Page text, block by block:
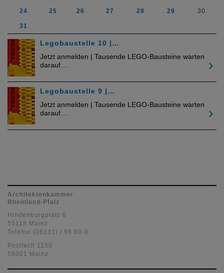
24 25 26 27 28 29 30
31
Legobaustelle 10 |…
Jetzt anmelden | Tausende LEGO-Bausteine warten
darauf…
Legobaustelle 9 |…
Jetzt anmelden | Tausende LEGO-Bausteine warten
darauf…
Architektenkammer
Rheinland-Pfalz
Hindenburgplatz 6
55118 Mainz
Telefon (06131) / 99 60-0
Postfach 1150
55001 Mainz